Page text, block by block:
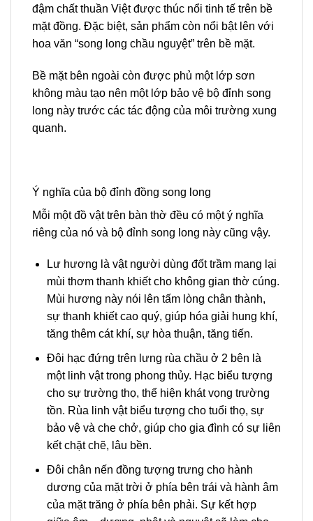
đậm chất thuần Việt được thúc nổi tinh tế trên bề
mặt đồng. Đặc biệt, sản phẩm còn nổi bật lên với
hoa văn “song long chầu nguyệt” trên bề mặt.
Bề mặt bên ngoài còn được phủ một lớp sơn
không màu tạo nên một lớp bảo vệ bộ đỉnh song
long này trước các tác động của môi trường xung
quanh.
Ý nghĩa của bộ đỉnh đồng song long
Mỗi một đồ vật trên bàn thờ đều có một ý nghĩa
riêng của nó và bộ đỉnh song long này cũng vậy.
Lư hương là vật người dùng đốt trầm mang lại
mùi thơm thanh khiết cho không gian thờ cúng.
Mùi hương này nói lên tấm lòng chân thành,
sự thanh khiết cao quý, giúp hóa giải hung khí,
tăng thêm cát khí, sự hòa thuận, tăng tiến.
Đôi hạc đứng trên lưng rùa chầu ở 2 bên là
một linh vật trong phong thủy. Hạc biểu tượng
cho sự trường thọ, thể hiện khát vọng trường
tồn. Rùa linh vật biểu tượng cho tuổi thọ, sự
bảo vệ và che chở, giúp cho gia đình có sự liên
kết chặt chẽ, lâu bền.
Đôi chân nến đồng tượng trưng cho hành
dương của mặt trời ở phía bên trái và hành âm
của mặt trăng ở phía bên phải. Sự kết hợp